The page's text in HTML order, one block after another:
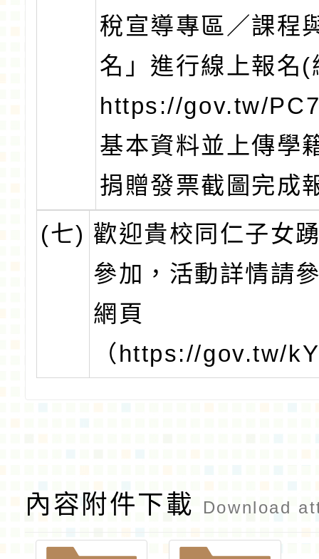
稅宣導專區／課程
名」進行線上報名(
https://gov.tw/
基本資料並上傳學
捐贈發票截圖完成
(七) 歡迎貴校同仁子女
參加，活動詳情請
網頁
（https://gov.tw/
內容附件下載 Download